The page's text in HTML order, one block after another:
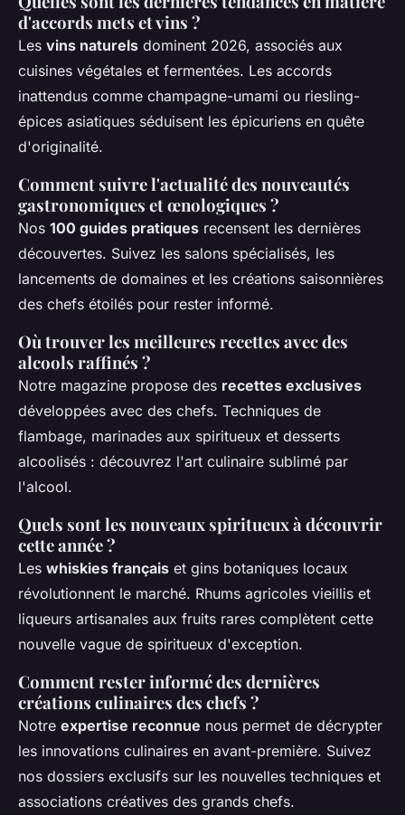
d'accords mets et vins ?
Les vins naturels dominent 2026, associés aux
cuisines végétales et fermentées. Les accords
inattendus comme champagne-umami ou riesling-
épices asiatiques séduisent les épicuriens en quête
d'originalité.
Comment suivre l'actualité des nouveautés
gastronomiques et œnologiques ?
Nos 100 guides pratiques recensent les dernières
découvertes. Suivez les salons spécialisés, les
lancements de domaines et les créations saisonnières
des chefs étoilés pour rester informé.
Où trouver les meilleures recettes avec des
alcools raffinés ?
Notre magazine propose des recettes exclusives
développées avec des chefs. Techniques de
flambage, marinades aux spiritueux et desserts
alcoolisés : découvrez l'art culinaire sublimé par
l'alcool.
Quels sont les nouveaux spiritueux à découvrir
cette année ?
Les whiskies français et gins botaniques locaux
révolutionnent le marché. Rhums agricoles vieillis et
liqueurs artisanales aux fruits rares complètent cette
nouvelle vague de spiritueux d'exception.
Comment rester informé des dernières
créations culinaires des chefs ?
Notre expertise reconnue nous permet de décrypter
les innovations culinaires en avant-première. Suivez
nos dossiers exclusifs sur les nouvelles techniques et
associations créatives des grands chefs.